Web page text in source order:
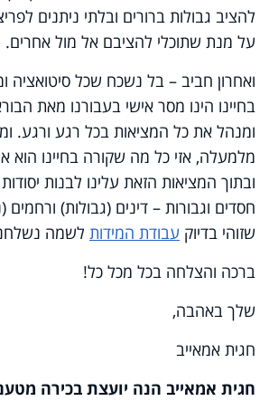
להציב גבולות ברורים ובלתי ניתנים
על מנת שתוכלי להציבם אל מול אחרים.
ואחרון חביב – בל נשכח שכל
בחיינו הינו מסר אישי בעבורנו מאת
ומנהל את כל המציאות בכל רגע ורגע.
מלמעלה, אזי כל מה שקורה בחיינו הוא
ובתוך המציאות הזאת עלינו לבנות
חסדים וגבורות – דינים (גבולות)
שזוהי בדיוק עבודת המידות לשמה
ברכה והצלחה בכל מכל כל!
שלך באהבה,
חגית אמאייב
חגית אמאייב הנה יועצת בכירה